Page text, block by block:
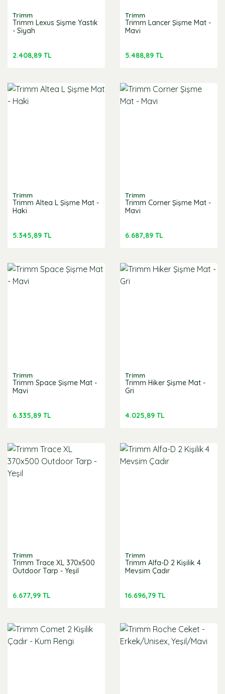
Trimm
Trimm Lexus Şişme Yastık
- Siyah
2.408,89 TL
Trimm
Trimm Lancer Şişme Mat -
Mavi
5.488,89 TL
Trimm
Trimm Altea L Şişme Mat -
Haki
5.345,89 TL
Trimm
Trimm Corner Şişme Mat -
Mavi
6.687,89 TL
Trimm
Trimm Space Şişme Mat -
Mavi
6.335,89 TL
Trimm
Trimm Hiker Şişme Mat -
Gri
4.025,89 TL
Trimm
Trimm Trace XL 370x500
Outdoor Tarp - Yeşil
6.677,99 TL
Trimm
Trimm Alfa-D 2 Kişilik 4
Mevsim Çadır
16.696,79 TL